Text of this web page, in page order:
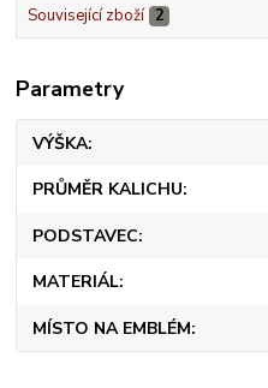
Související zboží 2
Parametry
VÝŠKA
PRŮMĚR KALICHU
PODSTAVEC
MATERIÁL
MÍSTO NA EMBLÉM